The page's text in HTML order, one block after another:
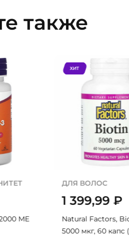
также
МЕ
ХИТ
ДЛЯ ВОЛОС
1 399,99₽
Natural Factors,
5000 мкг, 60 капс